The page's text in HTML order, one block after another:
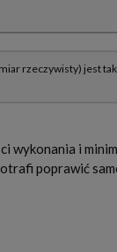
wykonania i
poprawić